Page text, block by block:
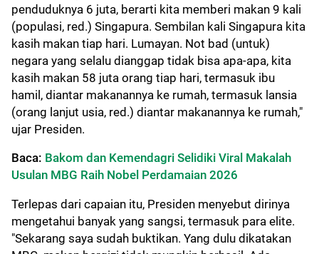
penduduknya 6 juta, berarti kita memberi makan 9 kali
(populasi, red.) Singapura. Sembilan kali Singapura kita
kasih makan tiap hari. Lumayan. Not bad (untuk)
negara yang selalu dianggap tidak bisa apa-apa, kita
kasih makan 58 juta orang tiap hari, termasuk ibu
hamil, diantar makanannya ke rumah, termasuk lansia
(orang lanjut usia, red.) diantar makanannya ke rumah,"
ujar Presiden.
Baca: Bakom dan Kemendagri Selidiki Viral Makalah
Usulan MBG Raih Nobel Perdamaian 2026
Terlepas dari capaian itu, Presiden menyebut dirinya
mengetahui banyak yang sangsi, termasuk para elite.
"Sekarang saya sudah buktikan. Yang dulu dikatakan